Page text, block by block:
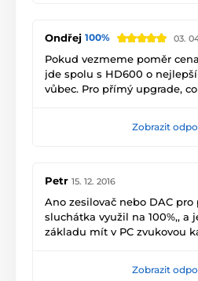
trošku sílu v basech ale
poslech vás mám "z ruky".
Ondřej 100% 03.
Pokud vezmeme poměr
jde spolu s HD600 o
vůbec. Pro přímý upgrade,
Zobrazit
Petr 15. 12. 2016
Ano zesilovač nebo DAC pro
sluchátka využil na 100%,, a
základu mít v PC zvukovou
Zobrazit